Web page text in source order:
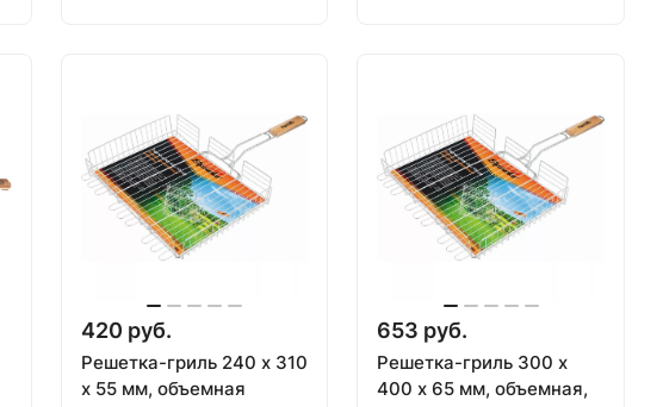
420 руб.
Решетка-гриль 240 х 310
х 55 мм, объемная
653 руб.
Решетка-гриль 300 х
400 х 65 мм, объемная,